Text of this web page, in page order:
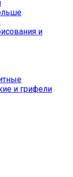
и
и грифели